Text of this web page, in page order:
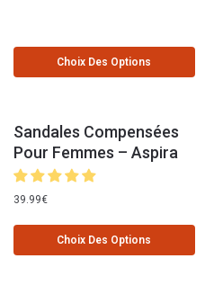
Choix Des Options
Sandales Compensées
Pour Femmes – Aspira
39.99€
Choix Des Options